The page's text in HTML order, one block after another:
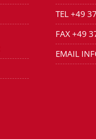
TEL +49
FAX +49
EMAIL